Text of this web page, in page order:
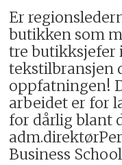
Er
butikken som
tre butikksjefer
tekstilbransjen
oppfatningen!
arbeidet er for
for dårlig blant
Business